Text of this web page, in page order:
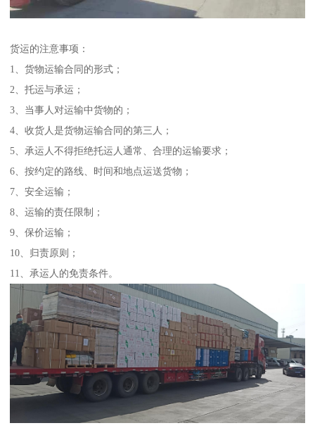
货运的注意事项：
1、货物运输合同的形式；
2、托运与承运；
3、当事人对运输中货物的；
4、收货人是货物运输合同的第三人；
5、承运人不得拒绝托运人通常、合理的运输要求；
6、按约定的路线、时间和地点运送货物；
7、安全运输；
8、运输的责任限制；
9、保价运输；
10、归责原则；
11、承运人的免责条件。